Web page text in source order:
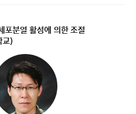
포분열 활성에 의한 조절
교)